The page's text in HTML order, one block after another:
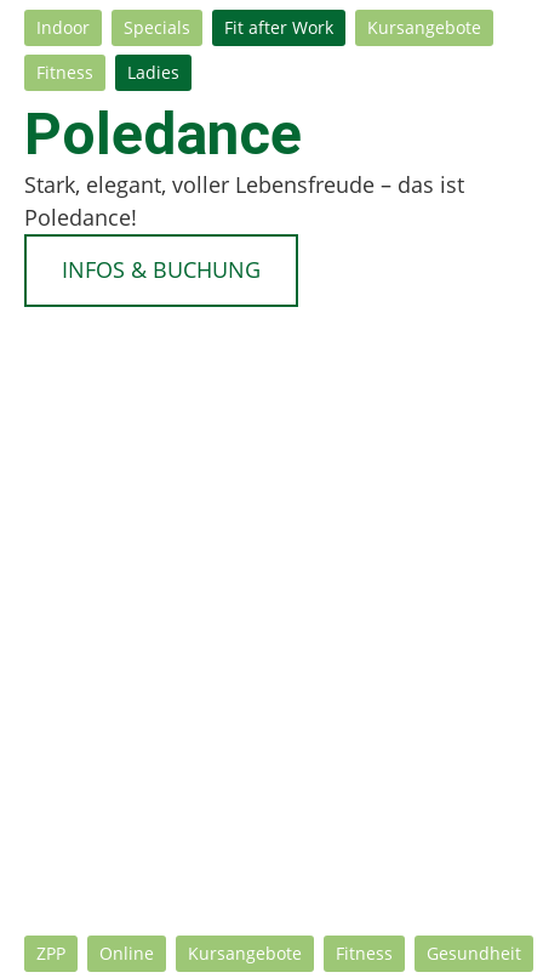
Indoor Specials Fit after Work Kursangebote
Fitness Ladies
Poledance
Stark, elegant, voller Lebensfreude – das ist
Poledance!
INFOS & BUCHUNG
ZPP Online Kursangebote Fitness Gesundheit